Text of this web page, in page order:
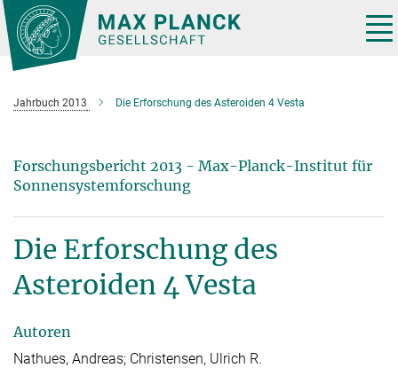
Hauptinhalt
Jahrbuch 2013 Die Erforschung des Asteroiden 4 Vesta
Forschungsbericht 2013 - Max-Planck-Institut für
Sonnensystemforschung
Die Erforschung des
Asteroiden 4 Vesta
Autoren
Nathues, Andreas; Christensen, Ulrich R.